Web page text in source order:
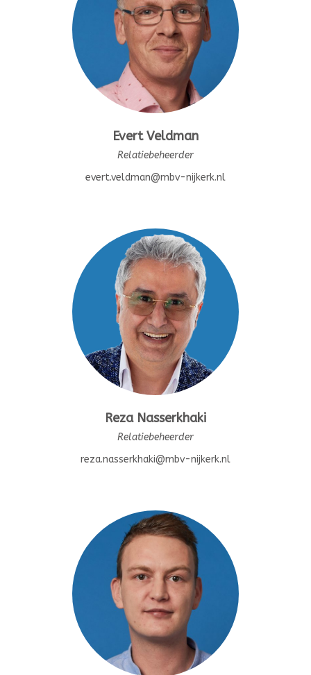
Evert Veldman
Relatiebeheerder
evert.veldman@mbv-nijkerk.nl
Reza Nasserkhaki
Relatiebeheerder
reza.nasserkhaki@mbv-nijkerk.nl